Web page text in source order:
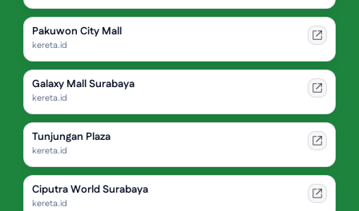
Pakuwon City Mall
kereta.id
Galaxy Mall Surabaya
kereta.id
Tunjungan Plaza
kereta.id
Ciputra World Surabaya
kereta.id